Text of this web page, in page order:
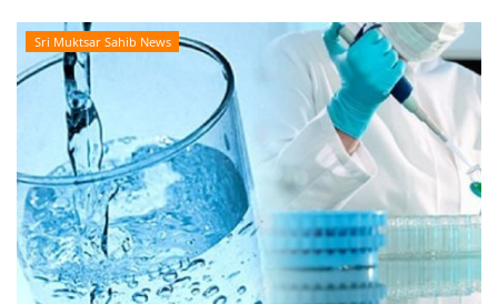
Sri Muktsar Sahib News